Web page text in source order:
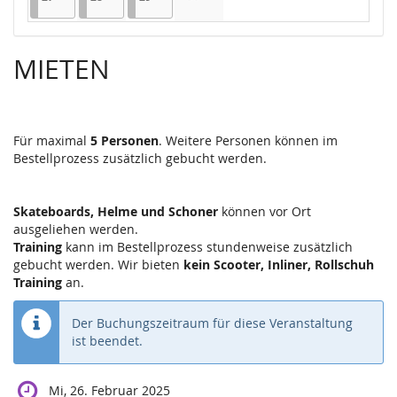
Keine Veranstaltungen
MIETEN
Für maximal 5 Personen. Weitere Personen können im
Bestellprozess zusätzlich gebucht werden.
Skateboards, Helme und Schoner können vor Ort
ausgeliehen werden.
Training kann im Bestellprozess stundenweise zusätzlich
gebucht werden. Wir bieten kein Scooter, Inliner, Rollschuh
Training an.
Der Buchungszeitraum für diese Veranstaltung
ist beendet.
Mi, 26. Februar 2025